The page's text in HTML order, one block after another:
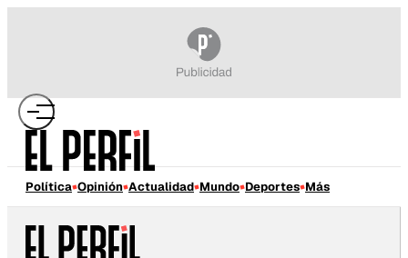
Política Opinión Actualidad Mundo Deportes Más